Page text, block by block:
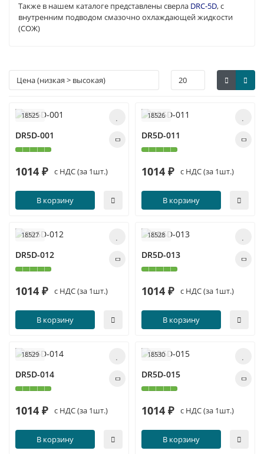
Также в нашем каталоге представлены сверла DRC-5D, с
внутренним подводом смазочно охлаждающей жидкости
(СОЖ)
18525
DR5D-001
1014 ₽ с НДС (за 1шт.)
В корзину
18526
DR5D-011
1014 ₽ с НДС (за 1шт.)
В корзину
18527
DR5D-012
1014 ₽ с НДС (за 1шт.)
В корзину
18528
DR5D-013
1014 ₽ с НДС (за 1шт.)
В корзину
18529
DR5D-014
1014 ₽ с НДС (за 1шт.)
В корзину
18530
DR5D-015
1014 ₽ с НДС (за 1шт.)
В корзину